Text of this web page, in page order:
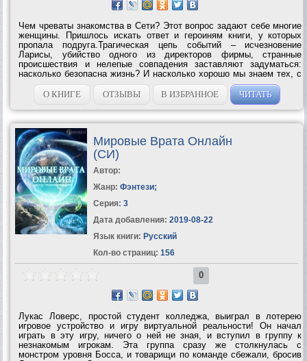
Чем чреваты знакомства в Сети? Этот вопрос задают себе многие
женщины. Пришлось искать ответ и героиням книги, у которых
пропала подруга.Трагическая цепь событий – исчезновение
Ларисы, убийство одного из директоров фирмы, странные
происшествия и нелепые совпадения заставляют задуматься:
насколько безопасна жизнь? И насколько хорошо мы знаем тех, с
кем проводим все рабочее время на сжатом пространстве
обычного офиса? Жизнь резко...
О КНИГЕ ОТЗЫВЫ В ИЗБРАННОЕ ЧИТАТЬ
Мировые Врата Онлайн
(СИ)
Автор:
Жанр: Фэнтези;
Серия: 3
Дата добавления: 2019-08-22
Язык книги: Русский
Кол-во страниц: 156
0
Лукас Ловерс, простой студент колледжа, выиграл в лотерею
игровое устройство и игру виртуальной реальности! Он начал
играть в эту игру, ничего о ней не зная, и вступил в группу к
незнакомым игрокам. Эта группа сразу же столкнулась с
монстром уровня Босса, и товарищи по команде сбежали, бросив